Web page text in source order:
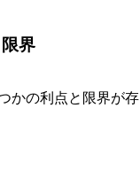
界
かの利点と限界が存